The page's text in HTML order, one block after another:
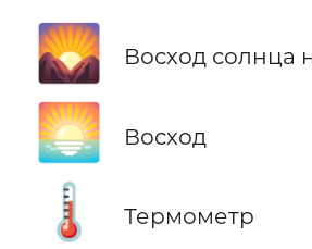
🌄
Восход солнца
🌅 Восход
🌡️ Термометр